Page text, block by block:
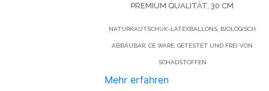
PREMIUM QUALITÄT, 30 CM
NATURKAUTSCHUK-LATEXBALLONS, BIOLOGISCH
ABBAUBAR, CE WARE, GETESTET UND FREI VON
SCHADSTOFFEN
Mehr erfahren